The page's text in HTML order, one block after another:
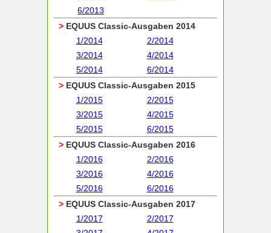
6/2013
> EQUUS Classic-Ausgaben 2014
1/2014
2/2014
3/2014
4/2014
5/2014
6/2014
> EQUUS Classic-Ausgaben 2015
1/2015
2/2015
3/2015
4/2015
5/2015
6/2015
> EQUUS Classic-Ausgaben 2016
1/2016
2/2016
3/2016
4/2016
5/2016
6/2016
> EQUUS Classic-Ausgaben 2017
1/2017
2/2017